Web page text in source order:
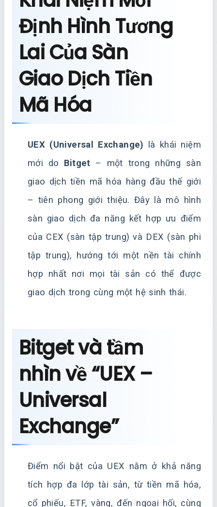
Định Hình Tương
Lai Của Sàn
Giao Dịch Tiền
Mã Hóa
UEX (Universal Exchange) là khái niệm
mới do Bitget – một trong những sàn
giao dịch tiền mã hóa hàng đầu thế giới
– tiên phong giới thiệu. Đây là mô hình
sàn giao dịch đa năng kết hợp ưu điểm
của CEX (sàn tập trung) và DEX (sàn phi
tập trung), hướng tới một nền tài chính
hợp nhất nơi mọi tài sản có thể được
giao dịch trong cùng một hệ sinh thái.
Bitget và tầm
nhìn về “UEX –
Universal
Exchange”
Điểm nổi bật của UEX nằm ở khả năng
tích hợp đa lớp tài sản, từ tiền mã hóa,
cổ phiếu, ETF, vàng, đến ngoại hối, cùng